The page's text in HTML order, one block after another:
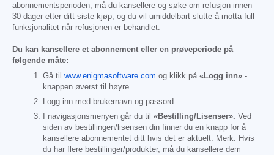
abonnementsperioden, må du kansellere og søke om refusjon innen
30 dager etter ditt siste kjøp, og du vil umiddelbart slutte å motta full
funksjonalitet når refusjonen er behandlet.
Du kan kansellere et abonnement eller en prøveperiode på
følgende måte:
Gå til www.enigmasoftware.com og klikk på «Logg inn» -
knappen øverst til høyre.
Logg inn med brukernavn og passord.
I navigasjonsmenyen går du til «Bestilling/Lisenser». Ved
siden av bestillingen/lisensen din finner du en knapp for å
kansellere abonnementet ditt hvis det er aktuelt. Merk: Hvis
du har flere bestillinger/produkter, må du kansellere dem